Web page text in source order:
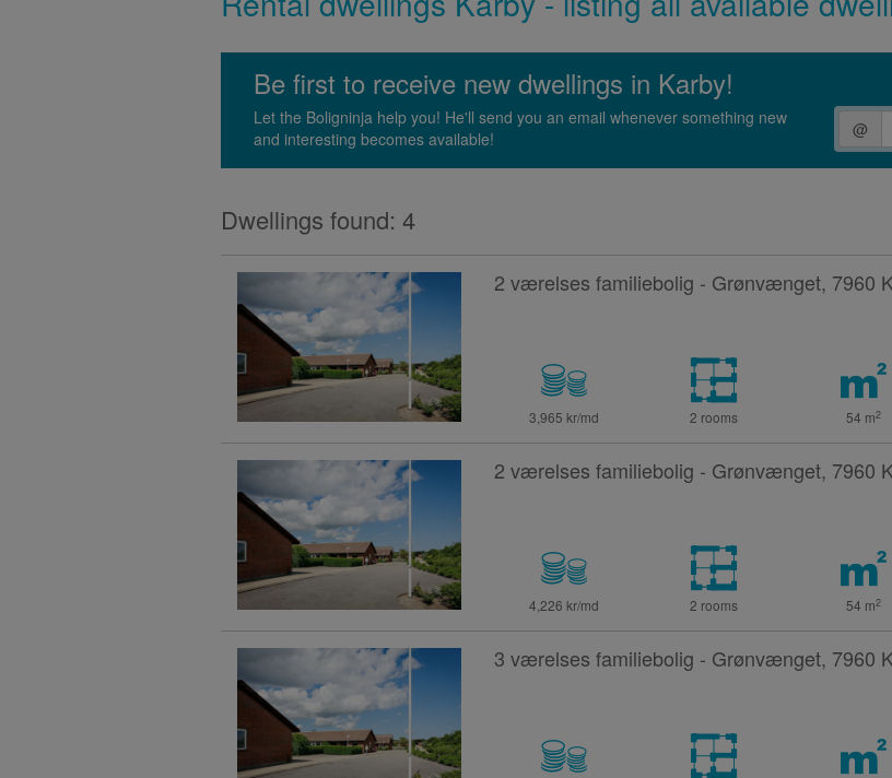
Be first to receive new dwellings in Karby!
Let the Boligninja help you! He'll send you an email whenever something new
and interesting becomes available!
@
Dwellings found: 4
2 værelses familiebolig - Grønvænget, 7960
3,965 kr/md 2 rooms 54 m2
2 værelses familiebolig - Grønvænget, 7960
4,226 kr/md 2 rooms 54 m2
3 værelses familiebolig - Grønvænget, 7960